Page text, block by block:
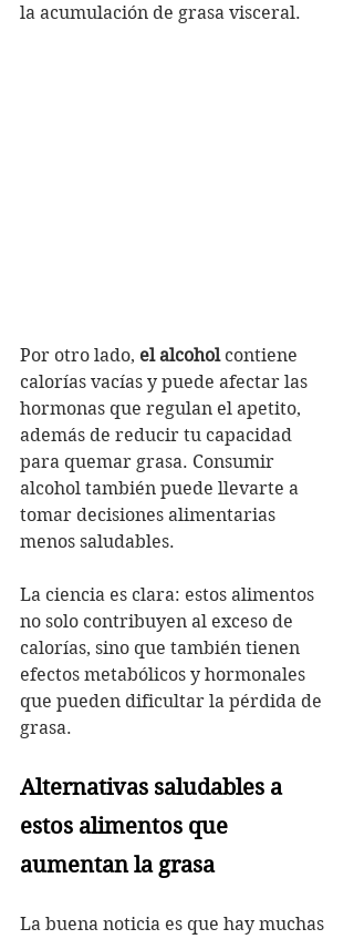
la acumulación de grasa visceral.
Por otro lado, el alcohol contiene
calorías vacías y puede afectar las
hormonas que regulan el apetito,
además de reducir tu capacidad
para quemar grasa. Consumir
alcohol también puede llevarte a
tomar decisiones alimentarias
menos saludables.
La ciencia es clara: estos alimentos
no solo contribuyen al exceso de
calorías, sino que también tienen
efectos metabólicos y hormonales
que pueden dificultar la pérdida de
grasa.
Alternativas saludables a
estos alimentos que
aumentan la grasa
La buena noticia es que hay muchas